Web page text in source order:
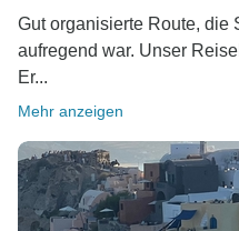
Gut organisierte Route, die
aufregend war. Unser
Er...
Mehr anzeigen